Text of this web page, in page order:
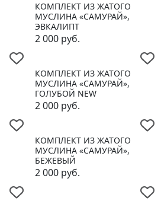
КОМПЛЕКТ ИЗ ЖАТОГО
МУСЛИНА «САМУРАЙ»,
ЭВКАЛИПТ
2 000 руб.
КОМПЛЕКТ ИЗ ЖАТОГО
МУСЛИНА «САМУРАЙ»,
ГОЛУБОЙ NEW
2 000 руб.
КОМПЛЕКТ ИЗ ЖАТОГО
МУСЛИНА «САМУРАЙ»,
БЕЖЕВЫЙ
2 000 руб.